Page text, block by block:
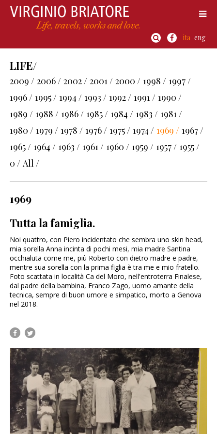
ita eng
LIFE/
2009 / 2006 / 2002 / 2001 / 2000 / 1998 / 1997 /
1996 / 1995 / 1994 / 1993 / 1992 / 1991 / 1990 /
1989 / 1988 / 1986 / 1985 / 1984 / 1983 / 1981 /
1980 / 1979 / 1978 / 1976 / 1975 / 1974 / 1969 / 1967 /
1965 / 1964 / 1963 / 1961 / 1960 / 1959 / 1957 / 1955 /
0 / All /
1969
Tutta la famiglia.
Noi quattro, con Piero incidentato che sembra uno skin head,
mia sorella Anna incinta di pochi mesi, mia madre Santina
occhialuta come me, più Roberto con dietro madre e padre,
mentre sua sorella con la prima figlia è tra me e mio fratello.
Foto scattata in località Ca del Moro, nell'entroterra Finalese,
dal padre della bambina, Franco Zago, uomo amante della
tecnica, sempre di buon umore e simpatico, morto a Genova
nel 2018.